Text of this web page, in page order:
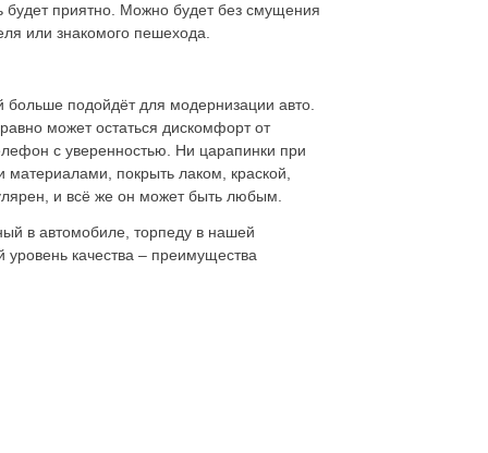
будет приятно. Можно будет без смущения
или знакомого пешехода.
больше подойдёт для модернизации авто.
может остаться дискомфорт от
с уверенностью. Ни царапинки при
покрыть лаком, краской,
и всё же он может быть любым.
в автомобиле, торпеду в нашей
качества – преимущества